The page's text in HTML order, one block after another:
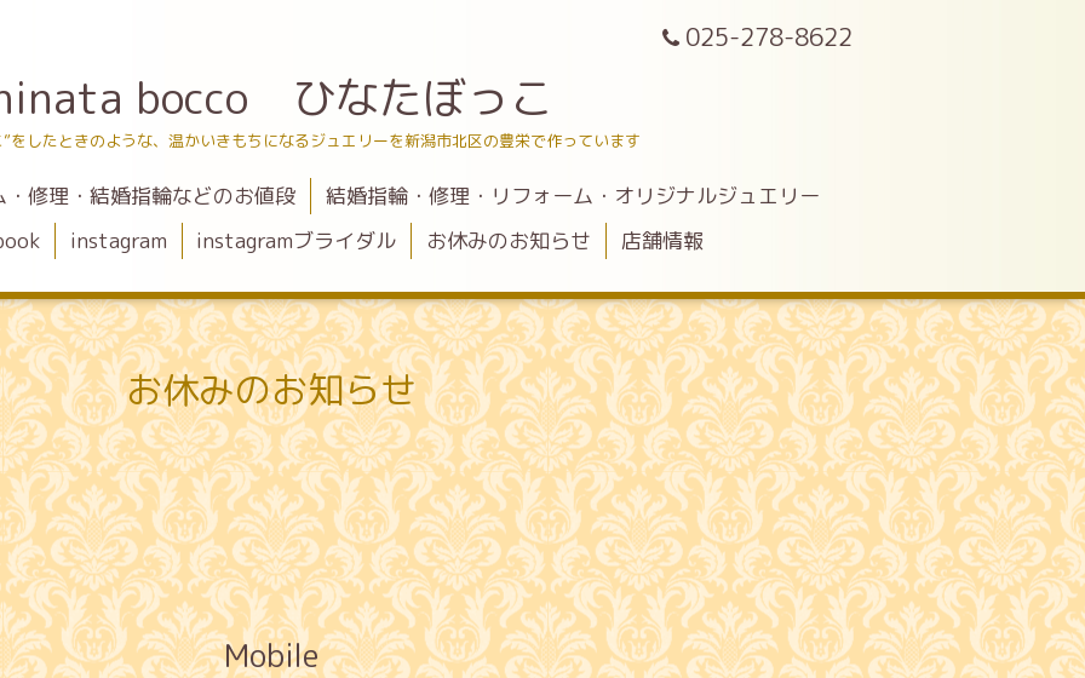
025-278-8622
bocco ひなたぼっこ
をしたときのような、温かいきもちになるジュエリーを新潟市北区の豊栄で作っています
・修理・結婚指輪などのお値段
結婚指輪・修理・リフォーム・オリジナルジュエリー
instagram instagramブライダル お休みのお知らせ 店舗情報
お休みのお知らせ
Mobile